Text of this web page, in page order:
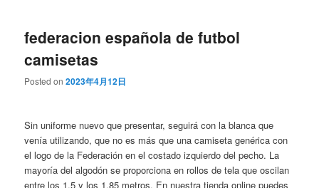
federacion española de futbol
camisetas
Posted on2023年4月12日
Sin uniforme nuevo que presentar, seguirá con la blanca que
venía utilizando, que no es más que una camiseta genérica con
el logo de la Federación en el costado izquierdo del pecho. La
mayoría del algodón se proporciona en rollos de tela que oscilan
entre los 1,5 y los 1,85 metros. En nuestra tienda online puedes